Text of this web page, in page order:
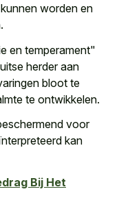
kunnen worden en
en temperament"
herder aan
bloot te
te ontwikkelen.
voor
kan
Bij Het